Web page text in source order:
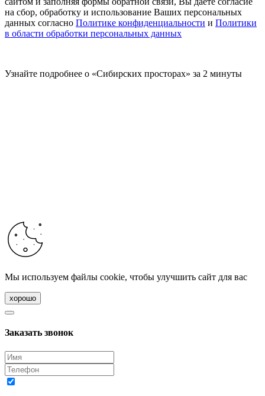
на сбор, обработку и использование Ваших персональных
данных согласно Политике конфиденциальности и Политики
в области обработки персональных данных
Узнайте подробнее о «Сибирских просторах» за 2 минуты
Мы используем файлы cookie, чтобы улучшить сайт для вас
хорошо
Заказать звонок